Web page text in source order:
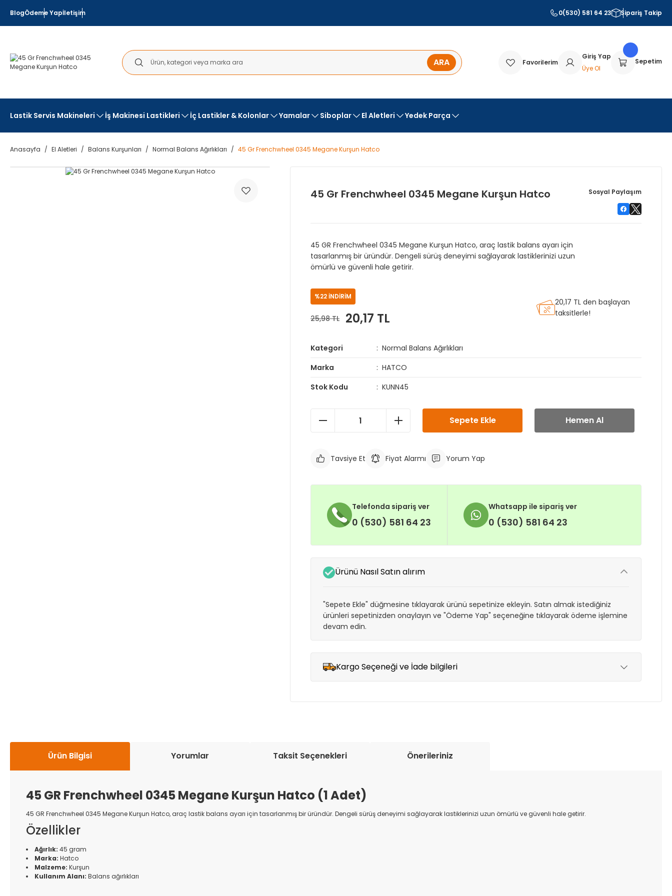
BlogÖdeme Yapİletişim 0(530) 581 64 23 Sipariş Takip
ARA Favorilerim
Giriş Yap
Üye Ol
Sepetim
Lastik Servis Makineleri İş Makinesi Lastikleri İç Lastikler & Kolonlar Yamalar Siboplar El Aletleri Yedek Parça
Anasayfa El Aletleri Balans Kurşunları Normal Balans Ağırlıkları 45 Gr Frenchwheel 0345 Megane Kurşun Hatco
45 Gr Frenchwheel 0345 Megane Kurşun Hatco Sosyal Paylaşım
45 GR Frenchwheel 0345 Megane Kurşun Hatco, araç lastik balans ayarı için
tasarlanmış bir üründür. Dengeli sürüş deneyimi sağlayarak lastiklerinizi uzun
ömürlü ve güvenli hale getirir.
%22 İNDİRİM
25,98 TL 20,17 TL
20,17 TL den başlayan
taksitlerle!
Kategori
Normal Balans Ağırlıkları
Marka
HATCO
Stok Kodu
KUNN45
Sepete Ekle Hemen Al
Tavsiye Et Fiyat Alarmı Yorum Yap
Telefonda sipariş ver
0 (530) 581 64 23
Whatsapp ile sipariş ver
0 (530) 581 64 23
Ürünü Nasıl Satın alırım
"Sepete Ekle" düğmesine tıklayarak ürünü sepetinize ekleyin. Satın almak istediğiniz
ürünleri sepetinizden onaylayın ve "Ödeme Yap" seçeneğine tıklayarak ödeme işlemine
devam edin.
Kargo Seçeneği ve İade bilgileri
Ürün Bilgisi Yorumlar Taksit Seçenekleri Önerileriniz
45 GR Frenchwheel 0345 Megane Kurşun Hatco (1 Adet)
45 GR Frenchwheel 0345 Megane Kurşun Hatco, araç lastik balans ayarı için tasarlanmış bir üründür. Dengeli sürüş deneyimi sağlayarak lastiklerinizi uzun ömürlü ve güvenli hale getirir.
Özellikler
Ağırlık: 45 gram
Marka: Hatco
Malzeme: Kurşun
Kullanım Alanı: Balans ağırlıkları